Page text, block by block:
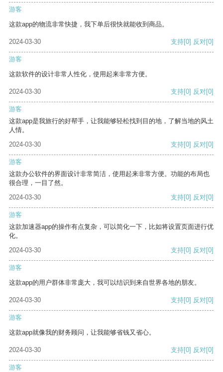
游客
这款app的物流非常快捷，我下单后很快就能收到商品。
2024-03-30 支持[0] 反对[0]
游客
这款软件的设计非常人性化，使用起来非常方便。
2024-03-30 支持[0] 反对[0]
游客
这款app是我旅行的好帮手，让我能够轻松找到目的地，了解当地的风土
人情。
2024-03-30
支持[0] 反对[0]
游客
这款办公软件的界面设计非常简洁，使用起来非常方便。功能的布局也
很合理，一目了然。
2024-03-30
支持[0] 反对[0]
游客
这款加速器app的操作有点复杂，可以简化一下，比如将设置页面进行优
化。
2024-03-30
支持[0] 反对[0]
游客
这款app的用户群体非常庞大，我可以结识到来自世界各地的朋友。
2024-03-30 支持[0] 反对[0]
游客
这款app就像我的财务顾问，让我能够省钱又省心。
2024-03-30 支持[0] 反对[0]
游客